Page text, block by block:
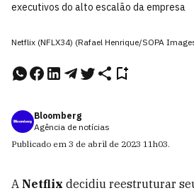
executivos do alto escalão da empresa
Netflix (NFLX34) (Rafael Henrique/SOPA
Bloomberg
Agência de notícias
Publicado em 3 de abril de 2023 11h03.
A Netflix decidiu reestruturar